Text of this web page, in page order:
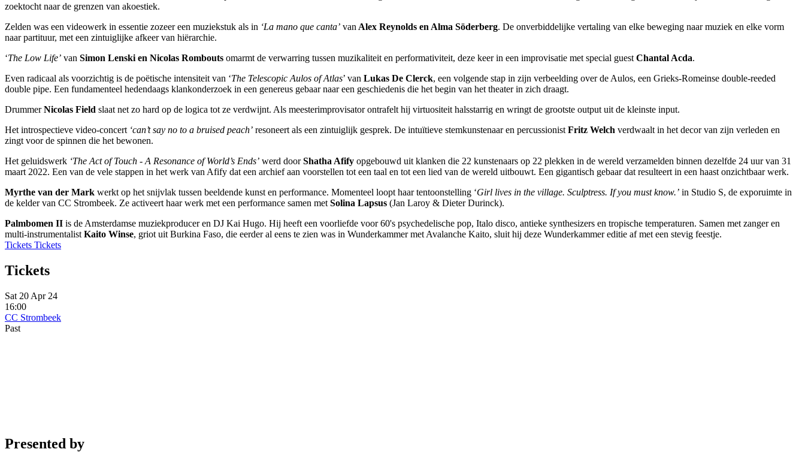
zoektocht naar de grenzen van akoestiek.
Zelden was een videowerk in essentie zozeer een muziekstuk als in ‘La mano que canta’ van Alex Reynolds en Alma Söderberg. De onverbiddelijke vertaling van elke beweging naar muziek en elke vorm
naar partituur, met een zintuiglijke afkeer van hiërarchie.
‘The Low Life’ van Simon Lenski en Nicolas Rombouts omarmt de verwarring tussen muzikaliteit en performativiteit, deze keer in een improvisatie met special guest Chantal Acda.
Even radicaal als voorzichtig is de poëtische intensiteit van ‘The Telescopic Aulos of Atlas’ van Lukas De Clerck, een volgende stap in zijn verbeelding over de Aulos, een Grieks-Romeinse double-reeded
double pipe. Een fundamenteel hedendaags klankonderzoek in een genereus gebaar naar een geschiedenis die het begin van het theater in zich draagt.
DrummerNicolas Field slaat net zo hard op de logica tot ze verdwijnt. Als meesterimprovisator ontrafelt hij virtuositeit halsstarrig en wringt de grootste output uit de kleinste input.
Het introspectieve video-concert ‘can’t say no to a bruised peach’ resoneert als een zintuiglijk gesprek. De intuïtieve stemkunstenaar en percussionist Fritz Welch verdwaalt in het decor van zijn verleden en
zingt voor de spinnen die het bewonen.
Het geluidswerk ‘The Act of Touch - A Resonance of World’s Ends’ werd doorShatha Afify opgebouwd uit klanken die 22 kunstenaars op 22 plekken in de wereld verzamelden binnen dezelfde 24 uur van 31
maart 2022. Een van de vele stappen in het werk van Afify dat een archief aan voorstellen tot een taal en tot een lied van de wereld uitbouwt. Een gigantisch gebaar dat resulteert in een haast onzichtbaar werk.
Myrthe van der Mark werkt op het snijvlak tussen beeldende kunst en performance. Momenteel loopt haar tentoonstelling ‘Girl lives in the village. Sculptress. If you must know.’ in Studio S, de exporuimte in
de kelder van CC Strombeek. Ze activeert haar werk met een performance samen met Solina Lapsus (Jan Laroy & Dieter Durinck).
Palmbomen II is de Amsterdamse muziekproducer en DJ Kai Hugo. Hij heeft een voorliefde voor 60's psychedelische pop, Italo disco, antieke synthesizers en tropische temperaturen. Samen met zanger en
multi-instrumentalist Kaito Winse, griot uit Burkina Faso, die eerder al eens te zien was in Wunderkammer met Avalanche Kaito, sluit hij deze Wunderkammer editie af met een stevig feestje.
Tickets Tickets
Tickets
Sat 20 Apr 24
16:00
CC Strombeek
Past
Presented by